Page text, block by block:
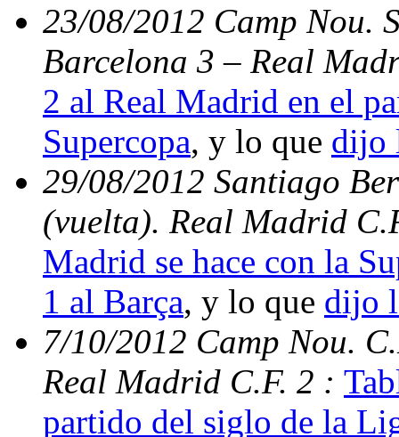
23/08/2012 Camp Nou.
Barcelona 3 – Real
2 al Real Madrid en el
Supercopa, y lo que dijo
29/08/2012 Santiago
(vuelta). Real Madrid
Madrid se hace con la
1 al Barça, y lo que dijo
7/10/2012 Camp Nou.
Real Madrid C.F. 2 :
partido del siglo de la